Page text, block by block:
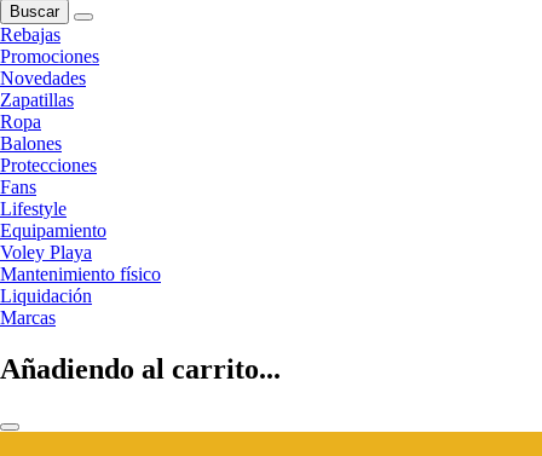
Buscar
Rebajas
Promociones
Novedades
Zapatillas
Ropa
Balones
Protecciones
Fans
Lifestyle
Equipamiento
Voley Playa
Mantenimiento físico
Liquidación
Marcas
Añadiendo al carrito...